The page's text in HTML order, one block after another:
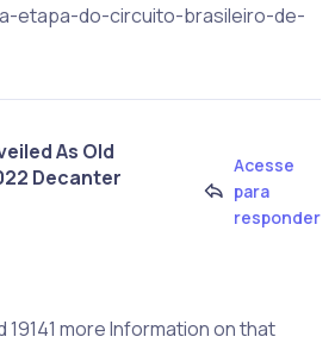
etapa-do-circuito-brasileiro-de-
As Old
Decanter
Acesse
para
responder
19141 more Information on that